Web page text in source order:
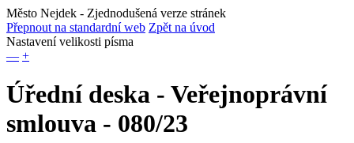
Město Nejdek - Zjednodušená verze stránek
Přepnout na standardní web Zpět na úvod
Nastavení velikosti písma
— +
Úřední deska - Veřejnoprávní
smlouva - 080/23